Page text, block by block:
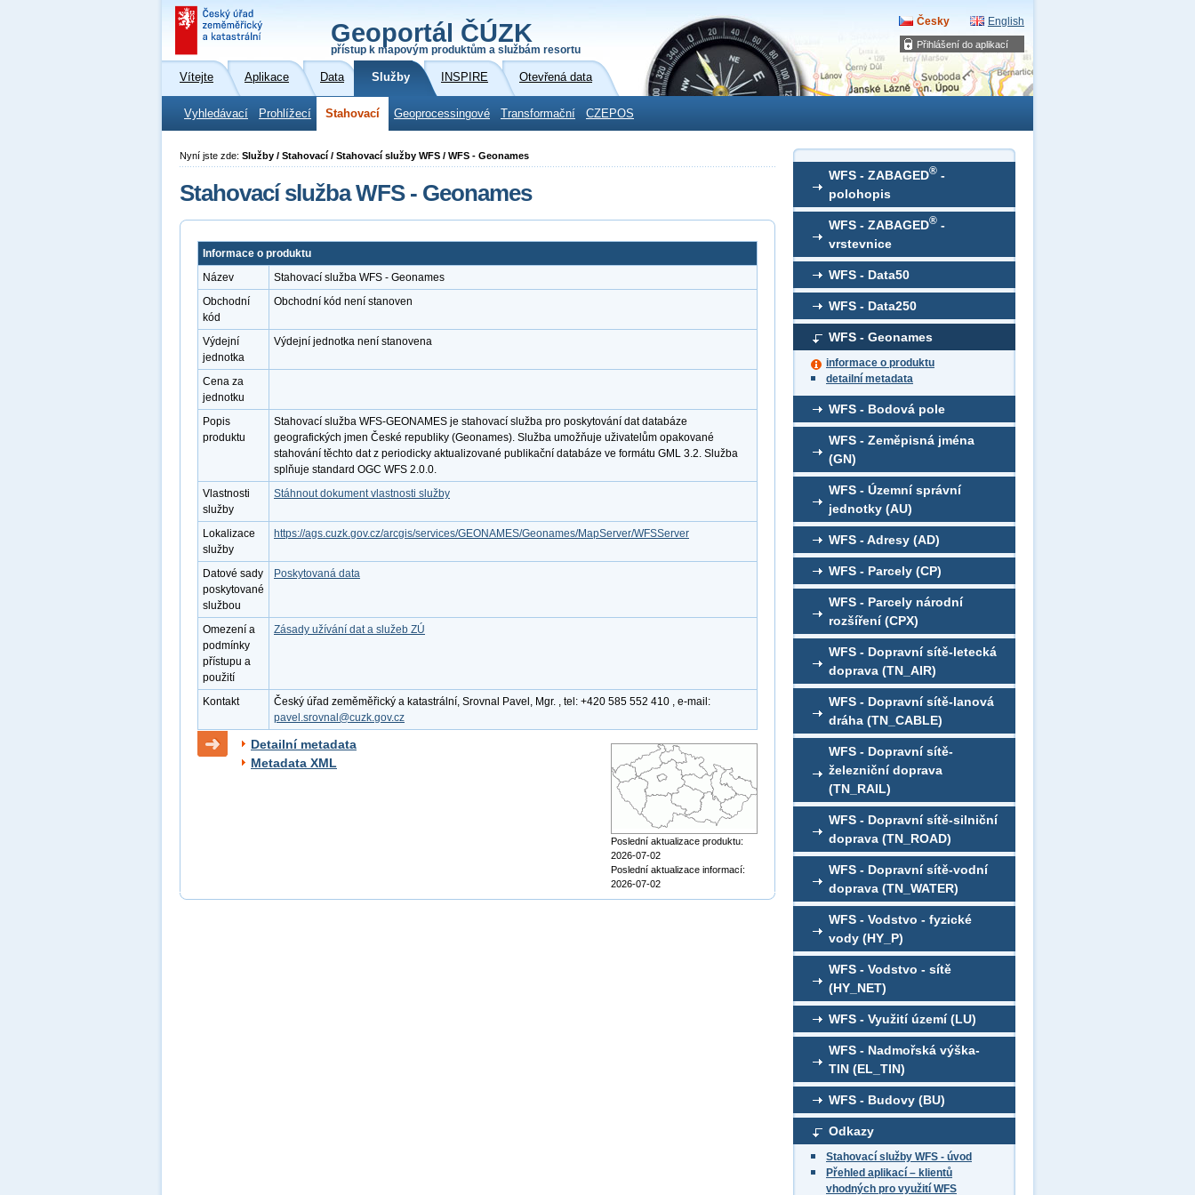
Přihlášení do aplikací
Geoportál ČÚZK
přístup k mapovým produktům a službám resortu
Česky English
Vítejte Aplikace Data Služby INSPIRE Otevřená data
Vyhledávací Prohlížecí Stahovací Geoprocessingové Transformační CZEPOS
WFS - ZABAGED® -
polohopis
WFS - ZABAGED® -
vrstevnice
WFS - Data50
WFS - Data250
WFS - Geonames
informace o produktu
detailní metadata
WFS - Bodová pole
WFS - Zeměpisná jména
(GN)
WFS - Územní správní
jednotky (AU)
WFS - Adresy (AD)
WFS - Parcely (CP)
WFS - Parcely národní
rozšíření (CPX)
WFS - Dopravní sítě-letecká
doprava (TN_AIR)
WFS - Dopravní sítě-lanová
dráha (TN_CABLE)
WFS - Dopravní sítě-
železniční doprava
(TN_RAIL)
WFS - Dopravní sítě-silniční
doprava (TN_ROAD)
WFS - Dopravní sítě-vodní
doprava (TN_WATER)
WFS - Vodstvo - fyzické
vody (HY_P)
WFS - Vodstvo - sítě
(HY_NET)
WFS - Využití území (LU)
WFS - Nadmořská výška-
TIN (EL_TIN)
WFS - Budovy (BU)
Odkazy
Stahovací služby WFS - úvod
Přehled aplikací – klientů
vhodných pro využití WFS
Nyní jste zde: Služby / Stahovací / Stahovací služby WFS / WFS - Geonames
Stahovací služba WFS - Geonames
Informace o produktu
Název
Stahovací služba WFS - Geonames
Obchodní
kód
Obchodní kód není stanoven
Výdejní
jednotka
Výdejní jednotka není stanovena
Cena za
jednotku
Popis
produktu
Stahovací služba WFS-GEONAMES je stahovací služba pro poskytování dat databáze
geografických jmen České republiky (Geonames). Služba umožňuje uživatelům opakované
stahování těchto dat z periodicky aktualizované publikační databáze ve formátu GML 3.2. Služba
splňuje standard OGC WFS 2.0.0.
Vlastnosti
služby
Stáhnout dokument vlastnosti služby
Lokalizace
služby
https://ags.cuzk.gov.cz/arcgis/services/GEONAMES/Geonames/MapServer/WFSServer
Datové sady
poskytované
službou
Poskytovaná data
Omezení a
podmínky
přístupu a
použití
Zásady užívání dat a služeb ZÚ
Kontakt
Český úřad zeměměřický a katastrální, Srovnal Pavel, Mgr. , tel: +420 585 552 410 , e-mail:
pavel.srovnal@cuzk.gov.cz
Detailní metadata
Metadata XML
Poslední aktualizace produktu:
2026-07-02
Poslední aktualizace informací:
2026-07-02